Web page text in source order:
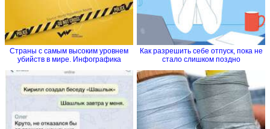
Страны с самым высоким уровнем
убийств в мире. Инфографика
Как разрешить себе отпуск, пока не
стало слишком поздно